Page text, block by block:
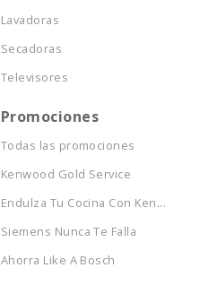
Lavadoras
Secadoras
Televisores
Promociones
Todas las promociones
Kenwood Gold Service
Endulza Tu Cocina Con Ken...
Siemens Nunca Te Falla
Ahorra Like A Bosch